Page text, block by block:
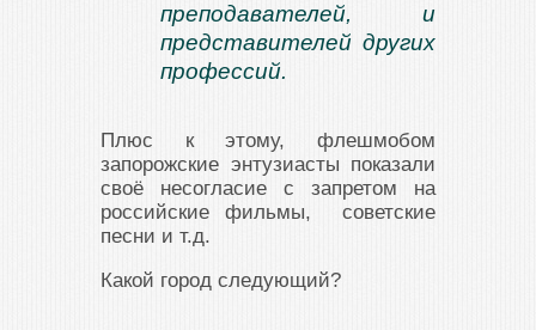
преподавателей, и
представителей других
профессий.
Плюс к этому, флешмобом
запорожские энтузиасты показали
своё несогласие с запретом на
российские фильмы, советские
песни и т.д.
Какой город следующий?